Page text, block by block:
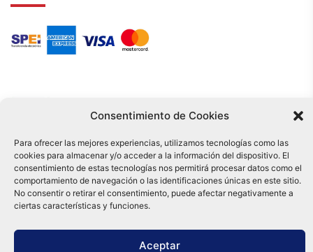
Consentimiento de Cookies
Para ofrecer las mejores experiencias, utilizamos tecnologías como las
cookies para almacenar y/o acceder a la información del dispositivo. El
consentimiento de estas tecnologías nos permitirá procesar datos como el
comportamiento de navegación o las identificaciones únicas en este sitio.
No consentir o retirar el consentimiento, puede afectar negativamente a
ciertas características y funciones.
Aceptar
Tu compra es respaldada por nuestro certificado SSL y operada bajo las
mejores prácticas de seguridad.
Distribuidora Tamex - México
e-commerce